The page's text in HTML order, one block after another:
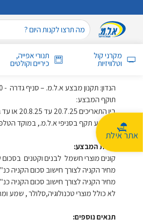
אתר אילת
מקרני קול
וטלוויזיות
תנורי אפייה,
כיריים וקולטים
הנדון: תקנון מבצע א.ל.מ. – סניף גדרה - 100 ש"ח מתנה בתווי קניה ברכישה מעל 1000 ₪
תוקף המבצע:
בין התאריכים 20.7.25 עד 20.8.25 או עד גמר המלאי או עד הודעה אחרת, לפי המוקדם.
המבצע תקף בסניפי א.ל.מ., במוקד
מהות המבצע:
קונים מוצרי חשמל לבנים וקטנים בסכום של 1,000 ₪ ומעלה – ומקבלים תווי קנייה דרים קארד מתנה
מחיר הקניה לצורך חישוב סכום הקניה
מחיר הקניה לצורך חישוב סכום הקניה
לא כולל מוצרי טכנולוגיה,סלולר , שמע
תנאים נוספים: